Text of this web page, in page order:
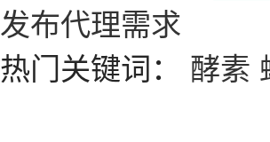
发布代理需求
热门关键词： 酵素